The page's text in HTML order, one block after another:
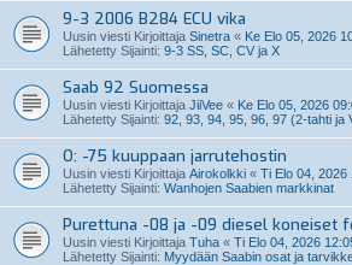
9-3 2006 B284 ECU vika
Uusin viesti Kirjoittaja Sinetra « Ke Elo 05, 2026
Lähetetty Sijainti: 9-3 SS, SC, CV ja X
Saab 92 Suomessa
Uusin viesti Kirjoittaja JiiVee « Ke Elo 05, 2026
Lähetetty Sijainti: 92, 93, 94, 95, 96, 97 (2-tahti ja
O: -75 kuuppaan jarrutehostin
Uusin viesti Kirjoittaja Airokolkki « Ti Elo 04, 2026
Lähetetty Sijainti: Wanhojen Saabien markkinat
Purettuna -08 ja -09 diesel koneiset
Uusin viesti Kirjoittaja Tuha « Ti Elo 04, 2026
Lähetetty Sijainti: Myydään Saabin osat ja